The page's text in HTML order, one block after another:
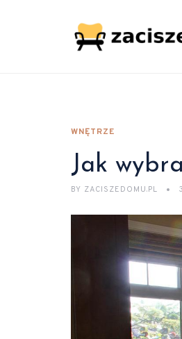
WNĘTRZE
Jak
BY ZACISZEDOMU.PL